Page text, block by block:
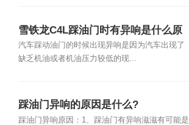
雪铁龙C4L踩油门时有异响是什么原
因
汽车踩动油门的时候出现异响是因为汽车出现了
缺乏机油或者机油压力较低的现...
踩油门异响的原因是什么?
踩油门异响原因：1、踩油门有异响滋滋有可能是